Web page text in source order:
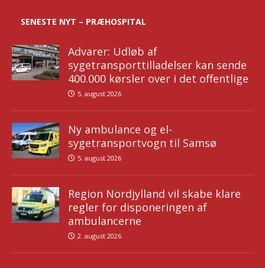
SENESTE NYT – PRÆHOSPITAL
Advarer: Udløb af
sygetransporttilladelser kan sende
400.000 kørsler over i det offentlige
5. august 2026
Ny ambulance og el-
sygetransportvogn til Samsø
5. august 2026
Region Nordjylland vil skabe klare
regler for disponeringen af
ambulancerne
2. august 2026